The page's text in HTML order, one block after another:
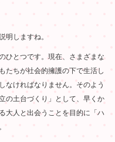
明しますね。
ひとつです。現在、さまざまな
たちが社会的擁護の下で生活し
なければなりません。そのよう
の土台づくり」として、早くか
大人と出会うことを目的に「ハ